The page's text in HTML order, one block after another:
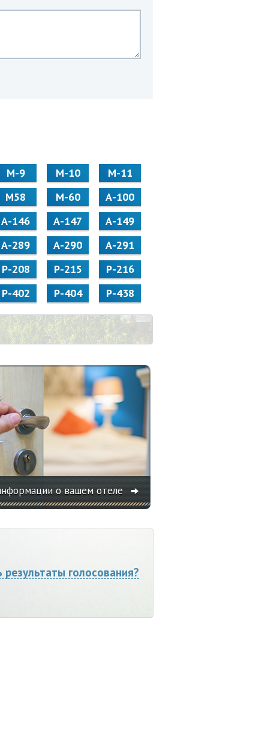
М-9 М-10
М-11
М58 M-60
А-100
А-146 А-147
А-149
А-289 А-290
А-291
Р-208 Р-215
Р-216
Р-402 Р-404 Р-438
о вашем отеле
результаты голосования?